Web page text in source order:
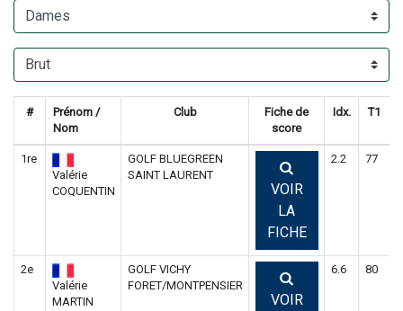
#
Prénom /
Nom
Club
Fiche de
score
Idx. T1
1re
Valérie
COQUENTIN
GOLF BLUEGREEN
SAINT LAURENT
VOIR
LA
FICHE
2.2 77
2e
Valérie
MARTIN
GOLF VICHY
FORET/MONTPENSIER
VOIR
6.6 80